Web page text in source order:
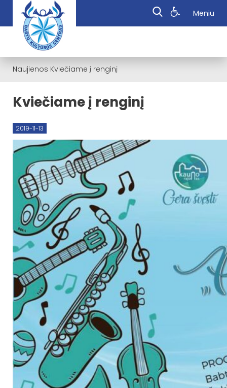
Meniu
Naujienos Kviečiame į renginį
Kviečiame į renginį
2019-11-13